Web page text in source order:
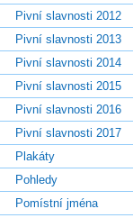
Pivní slavnosti 2012
Pivní slavnosti 2013
Pivní slavnosti 2014
Pivní slavnosti 2015
Pivní slavnosti 2016
Pivní slavnosti 2017
Plakáty
Pohledy
Pomístní jména